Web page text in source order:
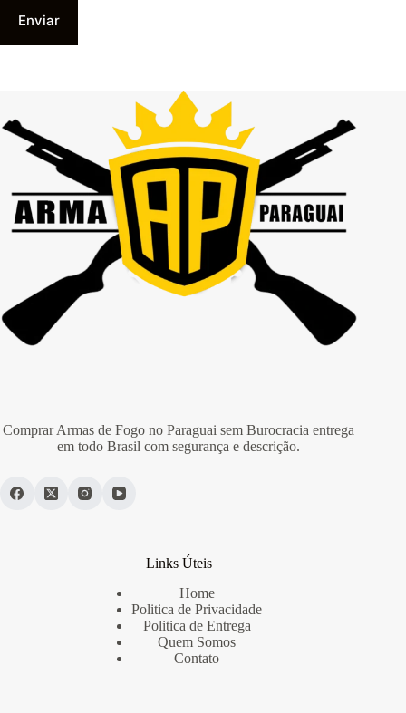
Enviar
Comprar Armas de Fogo no Paraguai sem Burocracia entrega
em todo Brasil com segurança e descrição.
Links Úteis
Home
Politica de Privacidade
Politica de Entrega
Quem Somos
Contato